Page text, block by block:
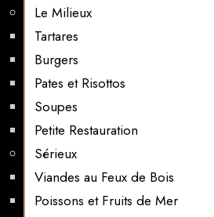
Le Milieux
Tartares
Burgers
Pates et Risottos
Soupes
Petite Restauration
Sérieux
Viandes au Feux de Bois
Poissons et Fruits de Mer